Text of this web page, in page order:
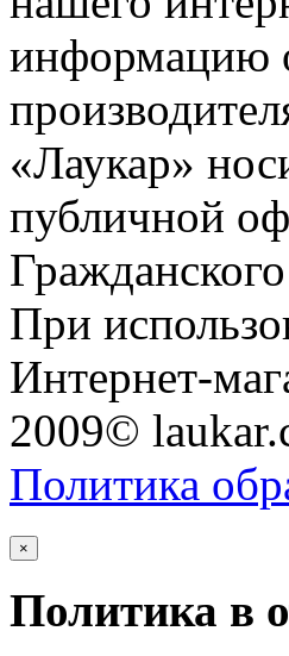
информацию
«Лаукар»
публичной
При
Интернет-
2009©
Политика
×
Политика в